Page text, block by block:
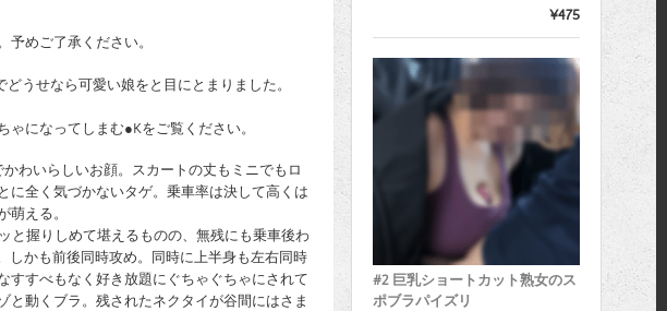
めご了承ください。
うせなら可愛い娘をと目にとまりました。
になってしまむ●Kをご覧ください。
わいらしいお顔。スカートの丈もミニでもロ
に全く気づかないタゲ。乗車率は決して高くは
萌える。
と握りしめて堪えるものの、無残にも乗車後わ
しかも前後同時攻め。同時に上半身も左右同時
すすべもなく好き放題にぐちゃぐちゃにされて
動くブラ。残されたネクタイが谷間にはさま
¥475
#2 巨乳ショートカット熟女のス
ポブラパイズリ